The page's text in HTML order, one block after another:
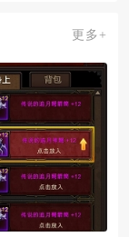
更多+